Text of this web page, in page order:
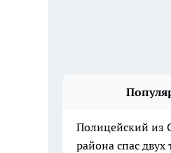
Полицейский из
района спас